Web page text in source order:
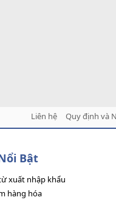
Liên hệ Quy định và
Bật
xuất nhập khẩu
hàng hóa